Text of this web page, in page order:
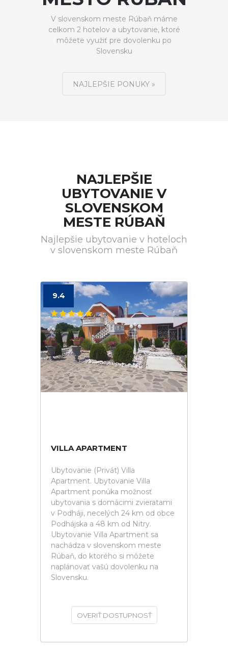
V slovenskom meste Rúbaň máme
celkom 2 hotelov a ubytovanie, ktoré
môžete využiť pre dovolenku po
Slovensku
NAJLEPŠIE PONUKY »
NAJLEPŠIE
UBYTOVANIE V
SLOVENSKOM
MESTE RÚBAŇ
Najlepšie ubytovanie v hoteloch
v slovenskom meste Rúbaň
9.4
VILLA APARTMENT
Ubytovanie (Privát) Villa
Apartment. Ubytovanie Villa
Apartment ponúka možnosť
ubytovania s domácimi zvieratami
v Podháji, necelých 24 km od obce
Podhájska a 48 km od Nitry.
Ubytovanie Villa Apartment sa
nachádza v slovenskom meste
Rúbaň, do ktorého si môžete
naplánovať vašú dovolenku na
Slovensku.
OVERIŤ DOSTUPNOSŤ